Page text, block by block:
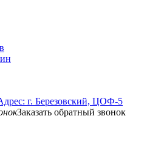
г. Березовский, ЦОФ-5
Заказать обратный звонок